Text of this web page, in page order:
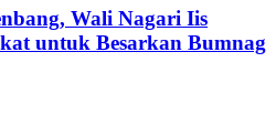
Wali Nagari Iis
untuk Besarkan Bumnag